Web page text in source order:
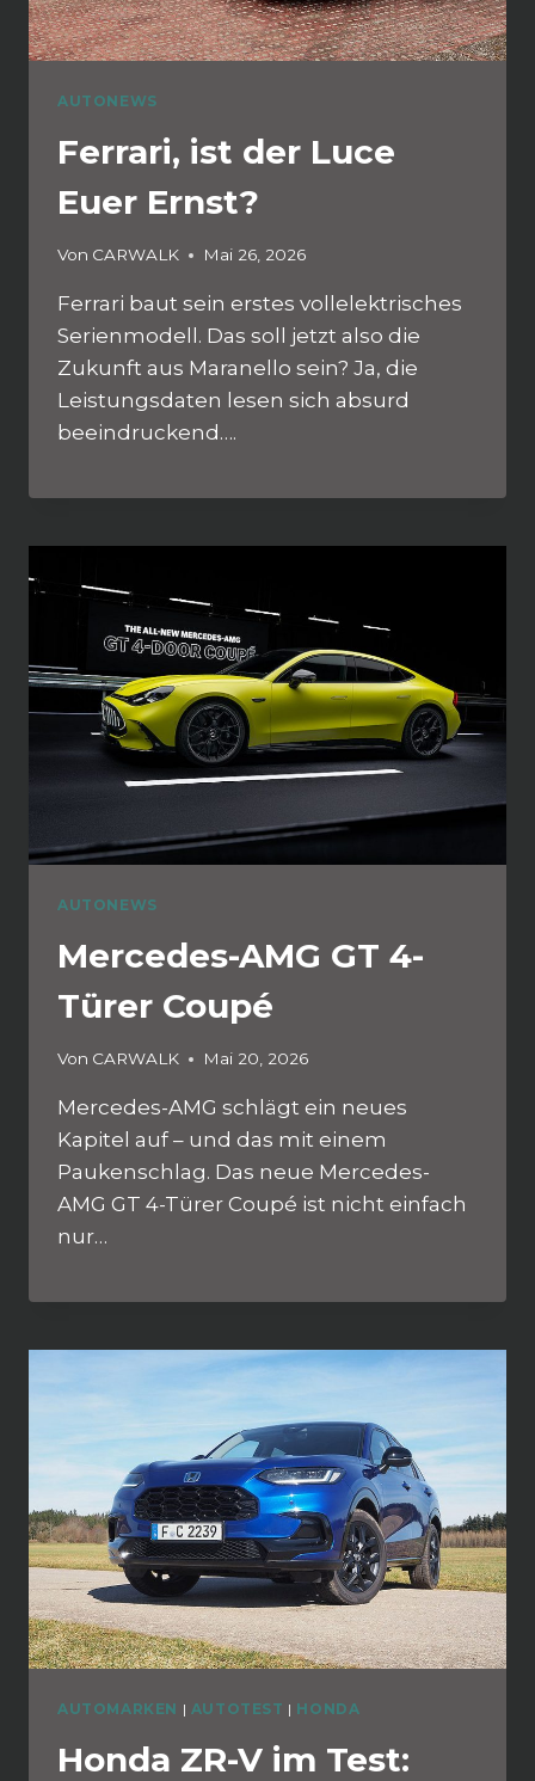
AUTONEWS
Ferrari, ist der Luce
Euer Ernst?
Von CARWALK Mai 26, 2026
Ferrari baut sein erstes vollelektrisches
Serienmodell. Das soll jetzt also die
Zukunft aus Maranello sein? Ja, die
Leistungsdaten lesen sich absurd
beeindruckend….
AUTONEWS
Mercedes-AMG GT 4-
Türer Coupé
Von CARWALK Mai 20, 2026
Mercedes-AMG schlägt ein neues
Kapitel auf – und das mit einem
Paukenschlag. Das neue Mercedes-
AMG GT 4-Türer Coupé ist nicht einfach
nur…
AUTOMARKEN | AUTOTEST | HONDA
Honda ZR-V im Test: